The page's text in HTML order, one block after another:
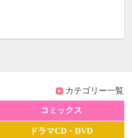
カテゴリー一覧
コミックス
ドラマCD・DVD